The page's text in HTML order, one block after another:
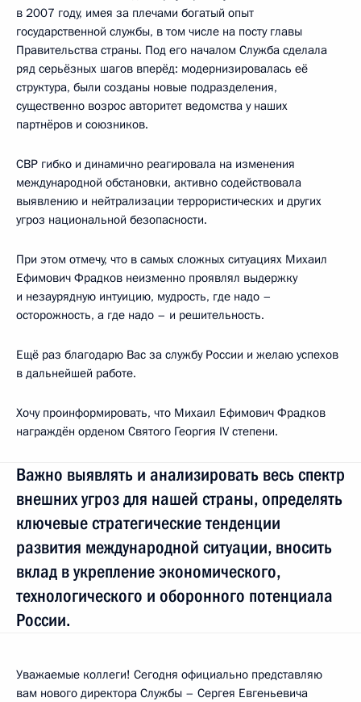
в 2007 году, имея за плечами богатый опыт
государственной службы, в том числе на посту главы
Правительства страны. Под его началом Служба сделала
ряд серьёзных шагов вперёд: модернизировалась её
структура, были созданы новые подразделения,
существенно возрос авторитет ведомства у наших
партнёров и союзников.
СВР гибко и динамично реагировала на изменения
международной обстановки, активно содействовала
выявлению и нейтрализации террористических и других
угроз национальной безопасности.
При этом отмечу, что в самых сложных ситуациях Михаил
Ефимович Фрадков неизменно проявлял выдержку
и незаурядную интуицию, мудрость, где надо –
осторожность, а где надо – и решительность.
Ещё раз благодарю Вас за службу России и желаю успехов
в дальнейшей работе.
Хочу проинформировать, что Михаил Ефимович Фрадков
награждён орденом Святого Георгия IV степени.
Важно выявлять и анализировать весь спектр
внешних угроз для нашей страны, определять
ключевые стратегические тенденции
развития международной ситуации, вносить
вклад в укрепление экономического,
технологического и оборонного потенциала
России.
Уважаемые коллеги! Сегодня официально представляю
вам нового директора Службы – Сергея Евгеньевича